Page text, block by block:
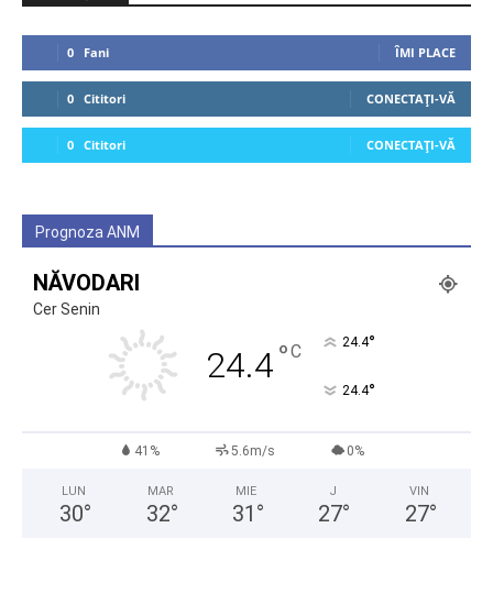
0 Fani ÎMI PLACE
0 Cititori CONECTAȚI-VĂ
0 Cititori CONECTAȚI-VĂ
Prognoza ANM
NĂVODARI
Cer Senin
24.4°C 24.4°
24.4°
41% 5.6m/s 0%
LUN
30°
MAR
32°
MIE
31 °
J
27°
VIN
27°